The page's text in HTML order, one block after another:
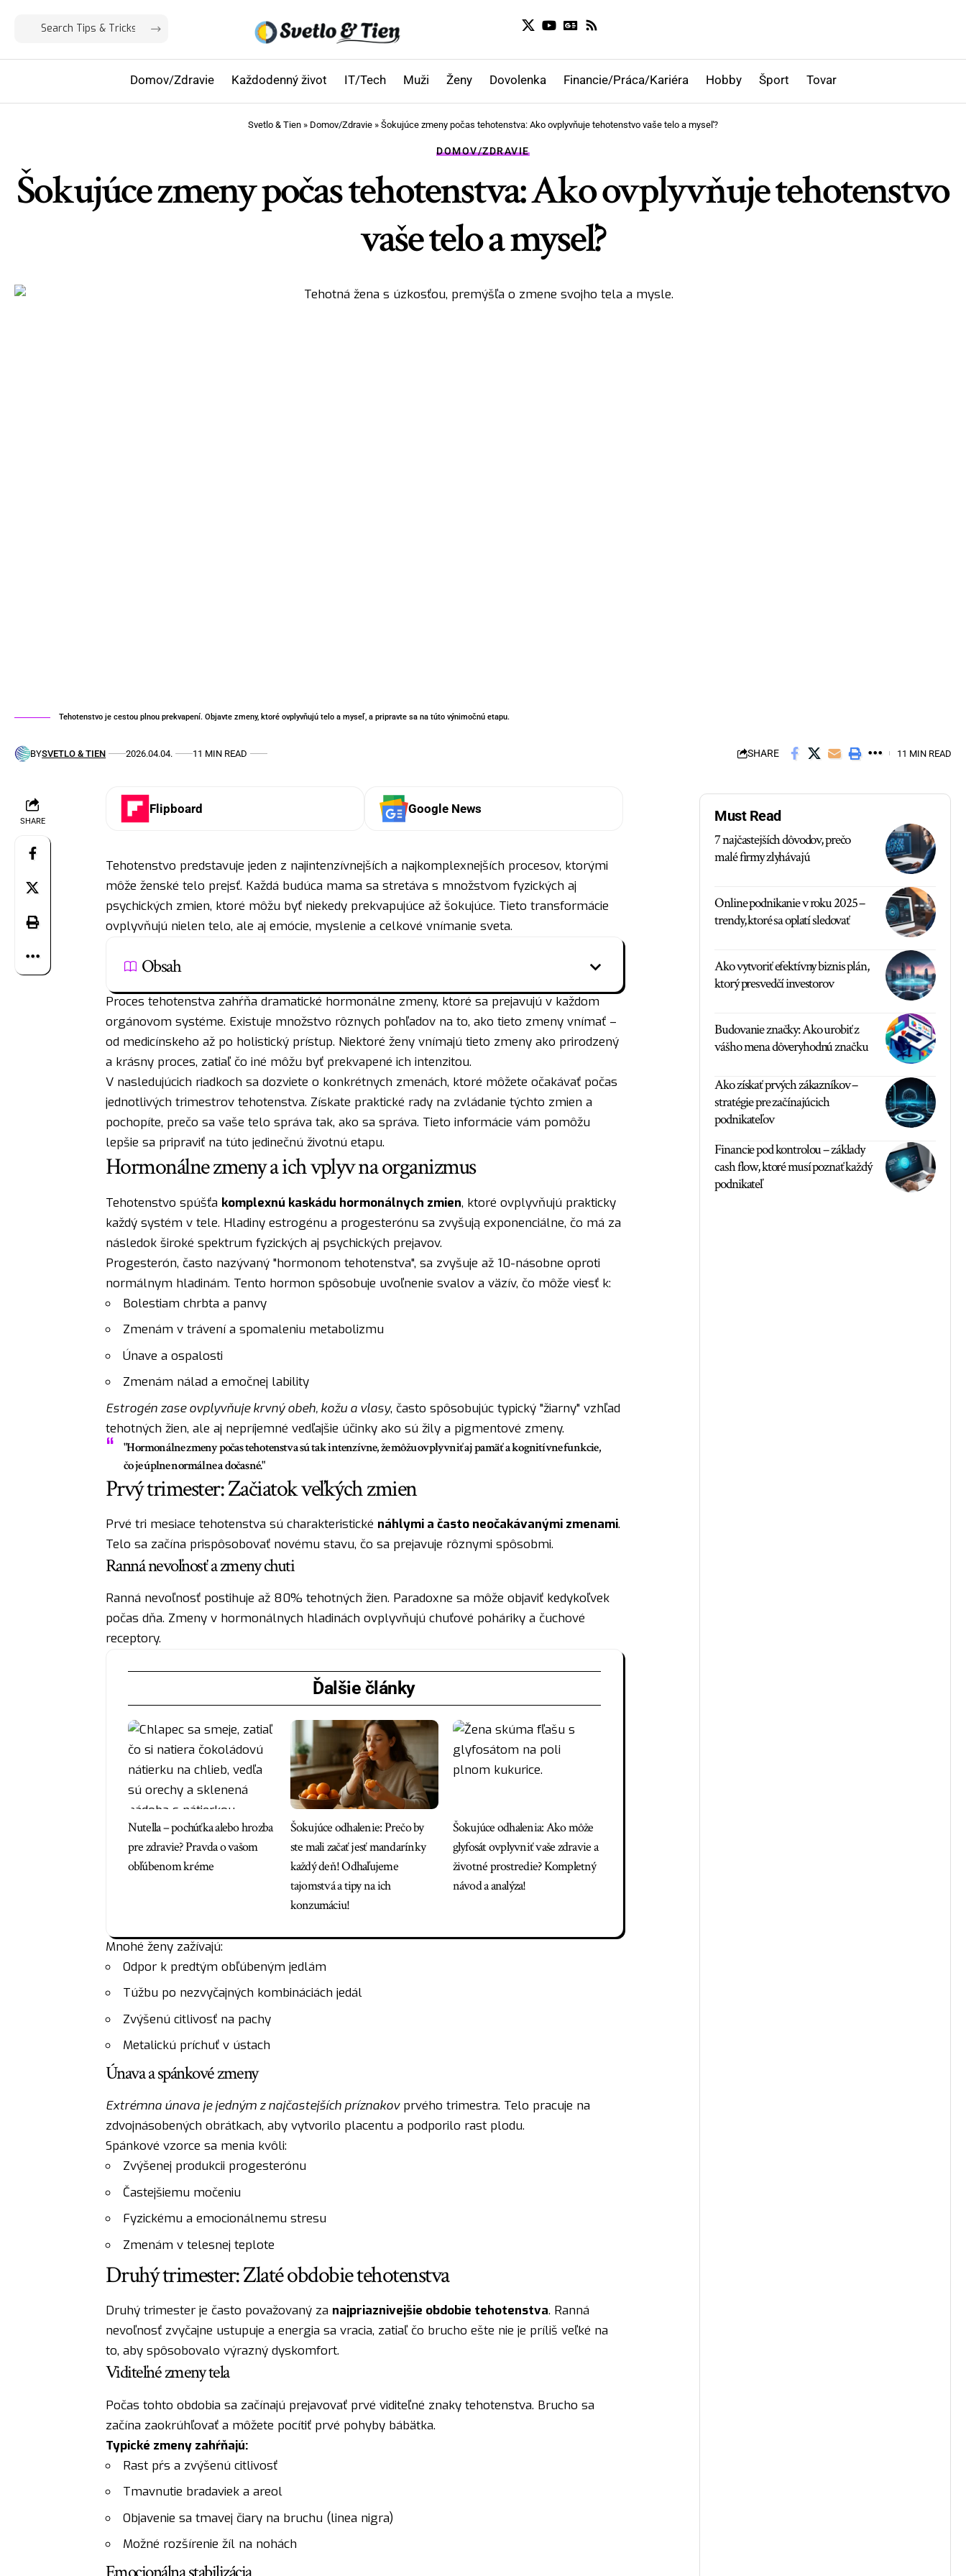
Domov/Zdravie Každodenný život IT/Tech Muži Ženy Dovolenka Financie/Práca/Kariéra Hobby Šport Tovar
Svetlo & Tien » Domov/Zdravie » Šokujúce zmeny počas tehotenstva: Ako ovplyvňuje tehotenstvo vaše telo a myseľ?
DOMOV/ZDRAVIE
Šokujúce zmeny počas tehotenstva: Ako ovplyvňuje tehotenstvo
vaše telo a myseľ?
Tehotenstvo je cestou plnou prekvapení. Objavte zmeny, ktoré ovplyvňujú telo a myseľ, a pripravte sa na túto výnimočnú etapu.
BYSVETLO & TIEN 2026.04.04. 11 MIN READ SHARE 11 MIN READ
SHARE
Flipboard Google News
Tehotenstvo predstavuje jeden z najintenzívnejších a najkomplexnejších procesov, ktorými
môže ženské telo prejsť. Každá budúca mama sa stretáva s množstvom fyzických aj
psychických zmien, ktoré môžu byť niekedy prekvapujúce až šokujúce. Tieto transformácie
ovplyvňujú nielen telo, ale aj emócie, myslenie a celkové vnímanie sveta.
Obsah
Proces tehotenstva zahŕňa dramatické hormonálne zmeny, ktoré sa prejavujú v každom
orgánovom systéme. Existuje množstvo rôznych pohľadov na to, ako tieto zmeny vnímať –
od medicínskeho až po holistický prístup. Niektoré ženy vnímajú tieto zmeny ako prirodzený
a krásny proces, zatiaľ čo iné môžu byť prekvapené ich intenzitou.
V nasledujúcich riadkoch sa dozviete o konkrétnych zmenách, ktoré môžete očakávať počas
jednotlivých trimestrov tehotenstva. Získate praktické rady na zvládanie týchto zmien a
pochopíte, prečo sa vaše telo správa tak, ako sa správa. Tieto informácie vám pomôžu
lepšie sa pripraviť na túto jedinečnú životnú etapu.
Hormonálne zmeny a ich vplyv na organizmus
Tehotenstvo spúšťa komplexnú kaskádu hormonálnych zmien, ktoré ovplyvňujú prakticky
každý systém v tele. Hladiny estrogénu a progesterónu sa zvyšują exponenciálne, čo má za
následok široké spektrum fyzických aj psychických prejavov.
Progesterón, často nazývaný "hormonom tehotenstva", sa zvyšuje až 10-násobne oproti
normálnym hladinám. Tento hormon spôsobuje uvoľnenie svalov a väzív, čo môže viesť k:
Bolestiam chrbta a panvy
Zmenám v trávení a spomaleniu metabolizmu
Únave a ospalosti
Zmenám nálad a emočnej lability
Estrogén zase ovplyvňuje krvný obeh, kožu a vlasy, často spôsobujúc typický "žiarny" vzhľad
tehotných žien, ale aj nepríjemné vedľajšie účinky ako sú žily a pigmentové zmeny.
"Hormonálne zmeny počas tehotenstva sú tak intenzívne, že môžu ovplyvniť aj pamäť a kognitívne funkcie,
čo je úplne normálne a dočasné."
Prvý trimester: Začiatok veľkých zmien
Prvé tri mesiace tehotenstva sú charakteristické náhlymi a často neočakávanými zmenami.
Telo sa začína prispôsobovať novému stavu, čo sa prejavuje rôznymi spôsobmi.
Ranná nevoľnosť a zmeny chuti
Ranná nevoľnosť postihuje až 80% tehotných žien. Paradoxne sa môže objaviť kedykoľvek
počas dňa. Zmeny v hormonálnych hladinách ovplyvňujú chuťové poháriky a čuchové
receptory.
Ďalšie články
Nutella – pochúťka alebo hrozba
pre zdravie? Pravda o vašom
obľúbenom kréme
Šokujúce odhalenie: Prečo by
ste mali začať jesť mandarínky
každý deň! Odhaľujeme
tajomstvá a tipy na ich
konzumáciu!
Šokujúce odhalenia: Ako môže
glyfosát ovplyvniť vaše zdravie a
životné prostredie? Kompletný
návod a analýza!
Mnohé ženy zažívajú:
Odpor k predtým obľúbeným jedlám
Túžbu po nezvyčajných kombináciách jedál
Zvýšenú citlivosť na pachy
Metalickú príchuť v ústach
Únava a spánkové zmeny
Extrémna únava je jedným z najčastejších príznakovprvého trimestra. Telo pracuje na
zdvojnásobených obrátkach, aby vytvorilo placentu a podporilo rast plodu.
Spánkové vzorce sa menia kvôli:
Zvýšenej produkcii progesterónu
Častejšiemu močeniu
Fyzickému a emocionálnemu stresu
Zmenám v telesnej teplote
Druhý trimester: Zlaté obdobie tehotenstva
Druhý trimester je často považovaný za najpriaznivejšie obdobie tehotenstva. Ranná
nevoľnosť zvyčajne ustupuje a energia sa vracia, zatiaľ čo brucho ešte nie je príliš veľké na
to, aby spôsobovalo výrazný dyskomfort.
Viditeľné zmeny tela
Počas tohto obdobia sa začínajú prejavovať prvé viditeľné znaky tehotenstva. Brucho sa
začína zaokrúhľovať a môžete pocítiť prvé pohyby bábätka.
Typické zmeny zahŕňajú:
Rast pŕs a zvýšenú citlivosť
Tmavnutie bradaviek a areol
Objavenie sa tmavej čiary na bruchu (linea nigra)
Možné rozšírenie žíl na nohách
Must Read
7 najčastejších dôvodov, prečo
malé firmy zlyhávajú
Online podnikanie v roku 2025 –
trendy, ktoré sa oplatí sledovať
Ako vytvoriť efektívny biznis plán,
ktorý presvedčí investorov
Budovanie značky: Ako urobiť z
vášho mena dôveryhodnú značku
Ako získať prvých zákazníkov –
stratégie pre začínajúcich
podnikateľov
Financie pod kontrolou – základy
cash flow, ktoré musí poznať každý
podnikateľ